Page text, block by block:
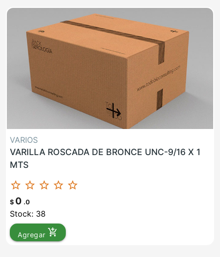
VARIOS
VARILLA ROSCADA DE BRONCE UNC-9/16 X 1
MTS
star_border star_border star_border star_border star_border
$ 0 .0
Stock: 38
Agregar add_shopping_cart